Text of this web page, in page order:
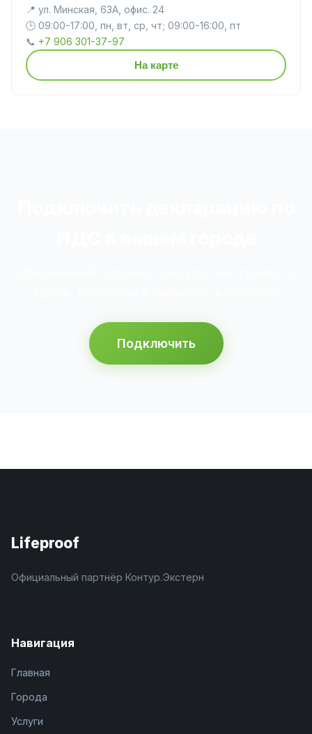
📍 ул. Минская, 63А, офис. 24
🕒 09:00-17:00, пн, вт, ср, чт; 09:00-16:00, пт
📞 +7 906 301-37-97
На карте
Подключить
Lifeproof
Официальный партнёр Контур.Экстерн
Навигация
Главная
Города
Услуги